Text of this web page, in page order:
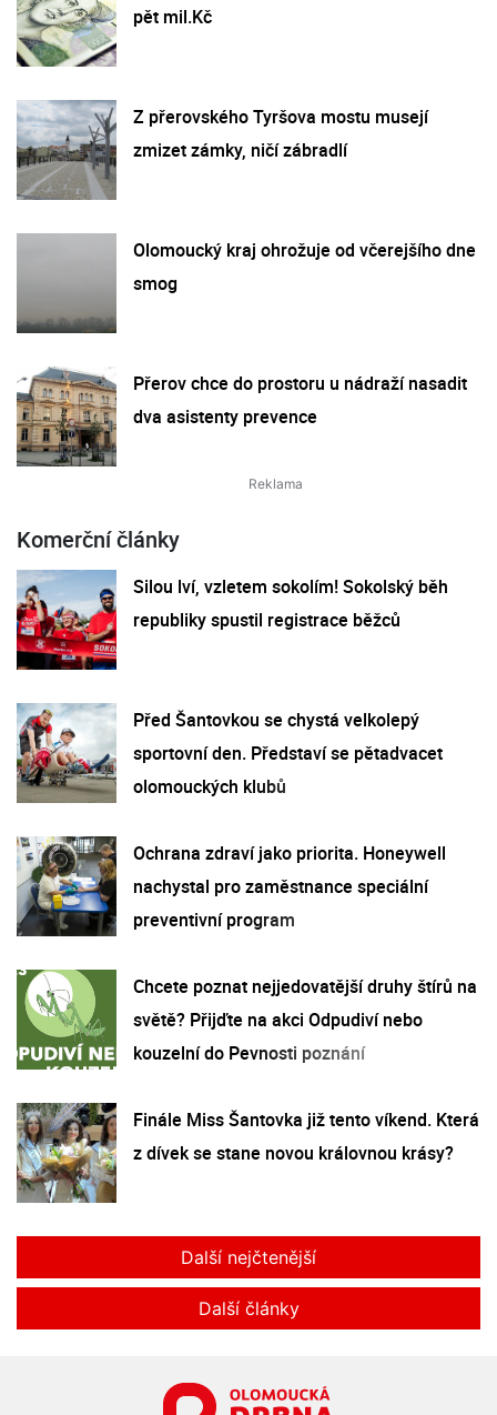
pět mil.Kč
Z přerovského Tyršova mostu musejí
zmizet zámky, ničí zábradlí
Olomoucký kraj ohrožuje od včerejšího dne
smog
Přerov chce do prostoru u nádraží nasadit
dva asistenty prevence
Komerční články
Silou lví, vzletem sokolím! Sokolský běh
republiky spustil registrace běžců
Před Šantovkou se chystá velkolepý
sportovní den. Představí se pětadvacet
olomouckých klubů
Ochrana zdraví jako priorita. Honeywell
nachystal pro zaměstnance speciální
preventivní program
Chcete poznat nejjedovatější druhy štírů na
světě? Přijďte na akci Odpudiví nebo
kouzelní do Pevnosti poznání
Finále Miss Šantovka již tento víkend. Která
z dívek se stane novou královnou krásy?
Další nejčtenější
Další články